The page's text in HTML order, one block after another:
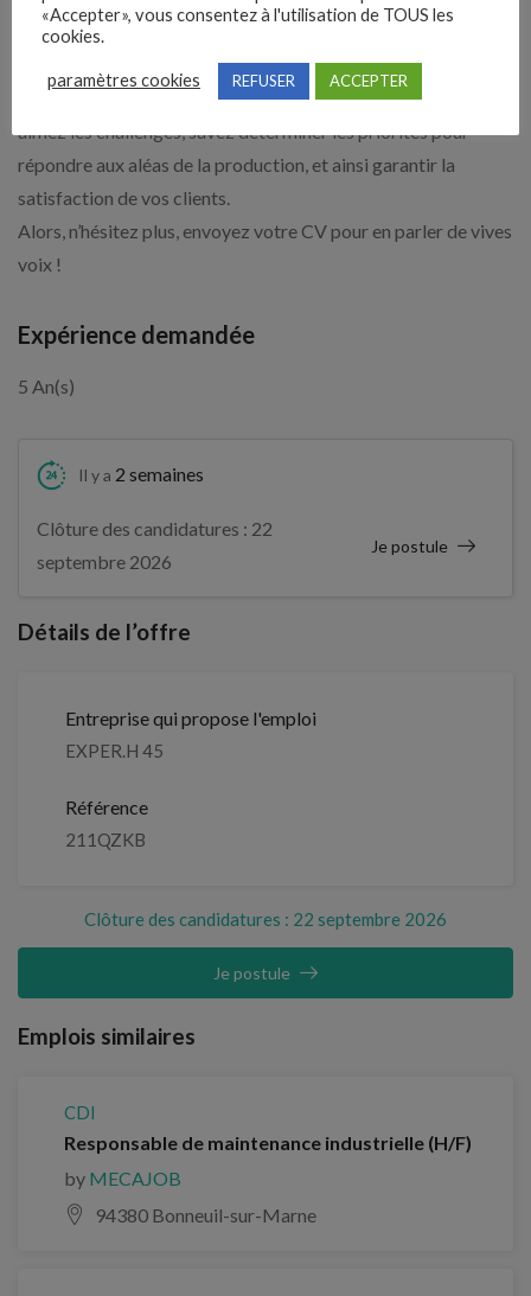
votre équipe.
Votre esprit d’équipe, votre relationnel et votre écoute seront
de précieux atouts pour relever vos défis quotidiens. Vous
aimez les challenges, savez déterminer les priorités pour
répondre aux aléas de la production, et ainsi garantir la
satisfaction de vos clients.
Alors, n’hésitez plus, envoyez votre CV pour en parler de vives
voix !
Expérience demandée
5 An(s)
Il y a 2 semaines
Clôture des candidatures : 22
septembre 2026
Je postule
Détails de l’offre
Entreprise qui propose l'emploi
EXPER.H 45
Référence
211QZKB
Clôture des candidatures : 22 septembre 2026
Je postule
Emplois similaires
CDI
Responsable de maintenance industrielle (H/F)
by MECAJOB
94380 Bonneuil-sur-Marne
«Accepter», vous consentez à l'utilisation de TOUS les
cookies.
paramètres cookies REFUSER ACCEPTER